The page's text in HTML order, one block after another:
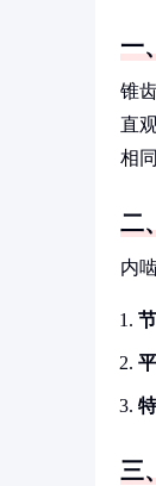
一
锥
直
相
二
内
三